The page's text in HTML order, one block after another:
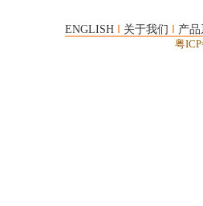
ENGLISH I 关于我们 I 产品
粤